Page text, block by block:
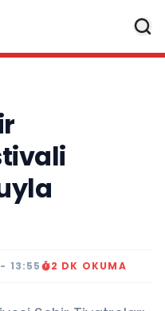
13:55 2 DK OKUMA